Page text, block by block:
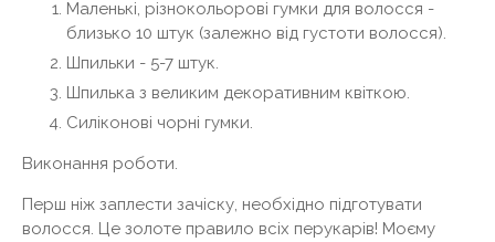
Маленькі, різнокольорові гумки для волосся -
близько 10 штук (залежно від густоти волосся).
Шпильки - 5-7 штук.
Шпилька з великим декоративним квіткою.
Силіконові чорні гумки.
Виконання роботи.
Перш ніж заплести зачіску, необхідно підготувати
волосся. Це золоте правило всіх перукарів! Моєму